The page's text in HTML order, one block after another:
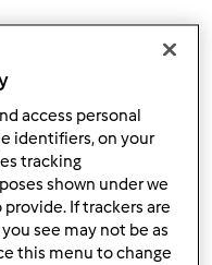
di pollo
access personal
identifiers, on your
tracking
shown under we
If trackers are
see may not be as
this menu to change